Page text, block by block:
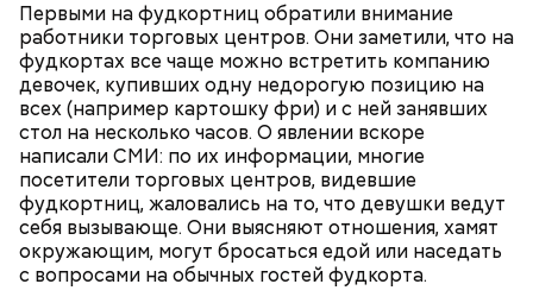
Первыми на фудкортниц обратили внимание
работники торговых центров. Они заметили, что на
фудкортах все чаще можно встретить компанию
девочек, купивших одну недорогую позицию на
всех (например картошку фри) и с ней занявших
стол на несколько часов. О явлении вскоре
написали СМИ: по их информации, многие
посетители торговых центров, видевшие
фудкортниц, жаловались на то, что девушки ведут
себя вызывающе. Они выясняют отношения, хамят
окружающим, могут бросаться едой или наседать
с вопросами на обычных гостей фудкорта.